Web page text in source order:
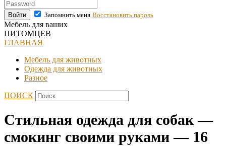
Войти Запомнить меня Восстановить пароль
Мебель для ваших
ПИТОМЦЕВ
ГЛАВНАЯ
Мебель для животных
Одежда для животных
Разное
ПОИСК
Стильная одежда для собак —
смокинг своими руками — 16